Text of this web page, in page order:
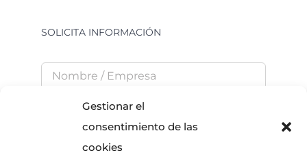
Gestionar el
consentimiento de las
cookies
SOLICITA INFORMACIÓN